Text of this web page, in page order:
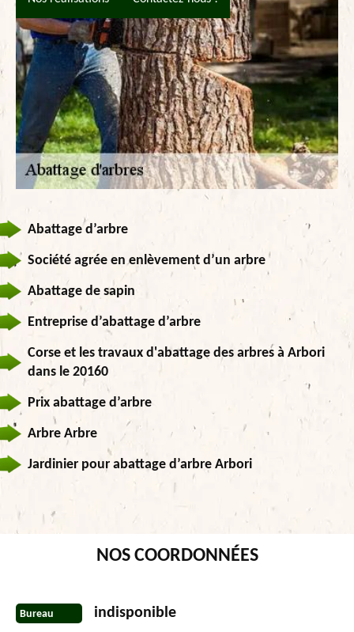
Abattage d’arbre
Société agrée en enlèvement d’un arbre
Abattage de sapin
Entreprise d’abattage d’arbre
Corse et les travaux d'abattage des arbres à Arbori
dans le 20160
Prix abattage d’arbre
Arbre Arbre
Jardinier pour abattage d’arbre Arbori
NOS COORDONNÉES
Bureau indisponible